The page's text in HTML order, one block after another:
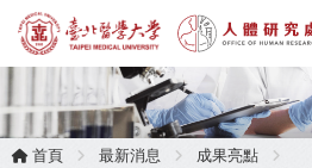
首頁 最新消息
成果亮點